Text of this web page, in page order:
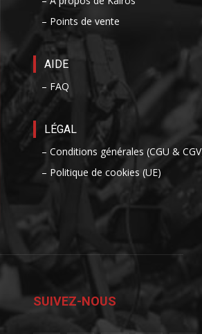
– Points de vente
AIDE
– FAQ
LÉGAL
– Conditions générales (CGU &
– Politique de cookies (UE)
SUIVEZ-NOUS